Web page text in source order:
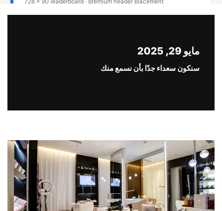
مايو 29, 2025
سنكون سعداء جدًا بأن نسمع منك